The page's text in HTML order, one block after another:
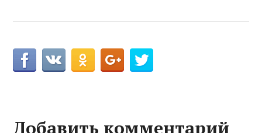
Добавить комментарий